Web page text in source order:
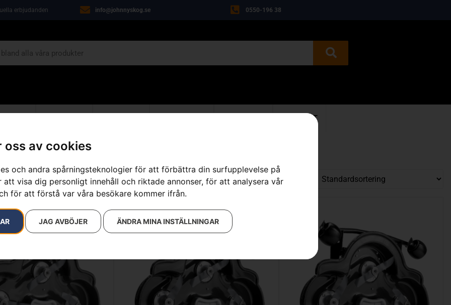
oss av cookies
och andra spårningsteknologier för att förbättra din surfupplevelse på
visa dig personligt innehåll och riktade annonser, för att analysera vår
för att förstå var våra besökare kommer ifrån.
JAG AVBÖJER ÄNDRA MINA INSTÄLLNINGAR
erbjudanden info@johnnyskog.se 0550-196 38
KONTAKT
5
100 resultat